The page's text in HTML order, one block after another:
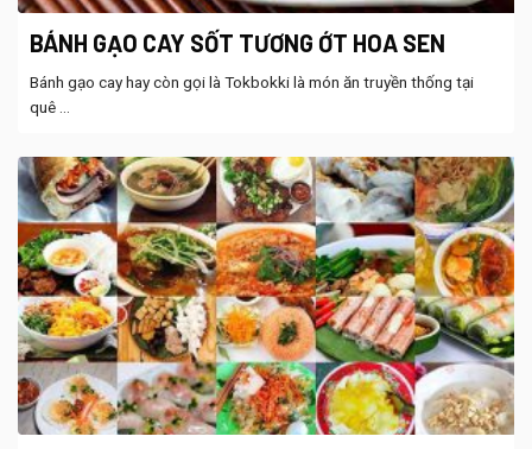
BÁNH GẠO CAY SỐT TƯƠNG ỚT HOA SEN
Bánh gạo cay hay còn gọi là Tokbokki là món ăn truyền thống tại
quê ...